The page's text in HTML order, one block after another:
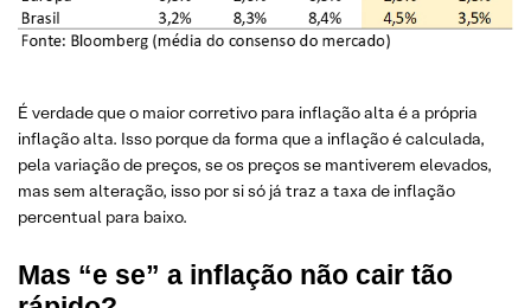
É verdade que o maior corretivo para inflação alta é a própria
inflação alta. Isso porque da forma que a inflação é calculada,
pela variação de preços, se os preços se mantiverem elevados,
mas sem alteração, isso por si só já traz a taxa de inflação
percentual para baixo.
Mas “e se” a inflação não cair tão